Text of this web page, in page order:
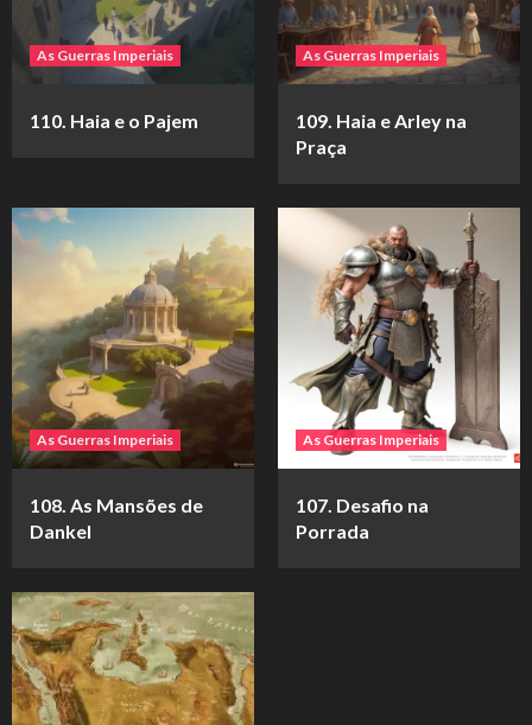
As Guerras Imperiais
110. Haia e o Pajem
As Guerras Imperiais
109. Haia e Arley na
Praça
As Guerras Imperiais
108. As Mansões de
Dankel
As Guerras Imperiais
107. Desafio na
Porrada